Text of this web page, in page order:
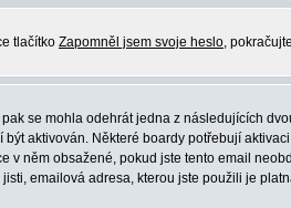
tlačítko Zapomněl jsem svoje heslo,
se mohla odehrát jedna z následujících
aktivován. Některé boardy potřebují
něm obsažené, pokud jste tento email
emailová adresa, kterou jste použili je